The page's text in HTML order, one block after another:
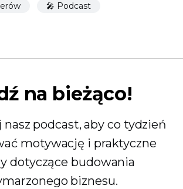
🎤 Podcast
na bieżąco!
podcast, aby co tydzień
motywację i praktyczne
dotyczące budowania
biznesu.